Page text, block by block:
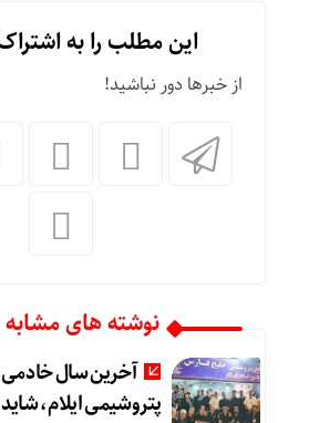
این مطلب را به
از خبرها دور نباشید!
نوشته های مشابه
آخرین سال خادمی
پتروشیمی ایلام،